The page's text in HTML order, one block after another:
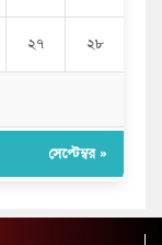
২৭ ২৮
সেপ্টেম্বর »